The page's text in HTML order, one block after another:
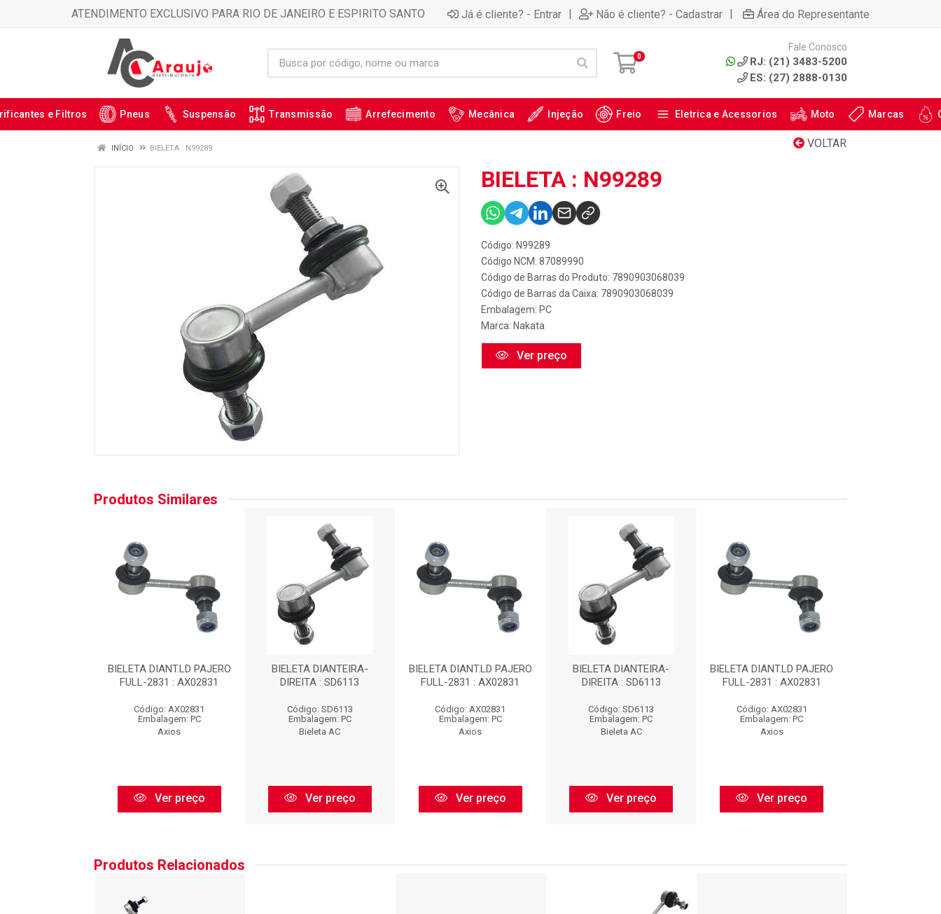
ATENDIMENTO EXCLUSIVO PARA RIO DE JANEIRO E ESPIRITO SANTO Já é cliente? - Entrar | Não é cliente? - Cadastrar | Área do Representante
0
Fale Conosco
RJ: (21) 3483-5200
ES: (27) 2888-0130
e Filtros Pneus Suspensão Transmissão Arrefecimento Mecânica Injeção Freio Eletrica e Acessorios Moto Marcas
VOLTAR
INÍCIO BIELETA : N99289
BIELETA : N99289
Código: N99289
Código NCM: 87089990
Código de Barras do Produto: 7890903068039
Código de Barras da Caixa: 7890903068039
Embalagem: PC
Marca: Nakata
Ver preço
Produtos Similares
BIELETA DIANT.LD PAJERO
FULL-2831 : AX02831
Código: AX02831
Embalagem: PC
Axios
Ver preço
BIELETA DIANTEIRA-
DIREITA : SD6113
Código: SD6113
Embalagem: PC
Bieleta AC
Ver preço
BIELETA DIANT.LD PAJERO
FULL-2831 : AX02831
Código: AX02831
Embalagem: PC
Axios
Ver preço
BIELETA DIANTEIRA-
DIREITA : SD6113
Código: SD6113
Embalagem: PC
Bieleta AC
Ver preço
BIELETA DIANT.LD PAJERO
FULL-2831 : AX02831
Código: AX02831
Embalagem: PC
Axios
Ver preço
Produtos Relacionados